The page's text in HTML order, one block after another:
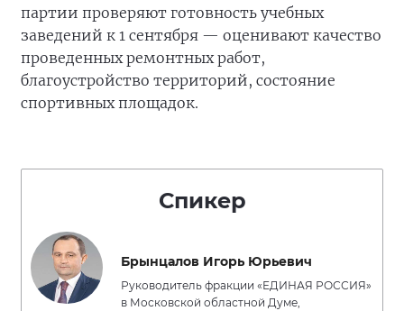
партии проверяют готовность учебных
заведений к 1 сентября — оценивают качество
проведенных ремонтных работ,
благоустройство территорий, состояние
спортивных площадок.
Спикер
Брынцалов Игорь Юрьевич
Руководитель фракции «ЕДИНАЯ РОССИЯ»
в Московской областной Думе,